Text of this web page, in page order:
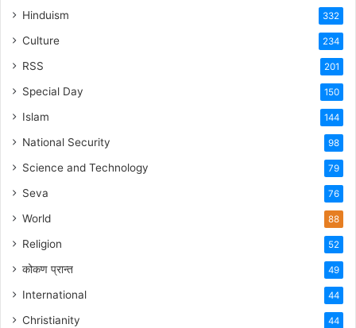
Hinduism 332
Culture 234
RSS 201
Special Day 150
Islam 144
National Security 98
Science and Technology 79
Seva 76
World 88
Religion 52
कोकण प्रान्त 49
International 44
Christianity 44